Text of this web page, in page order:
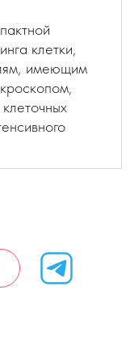
клетки,
имеющим